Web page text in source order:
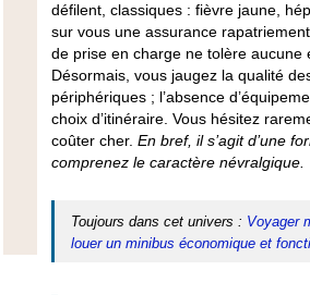
défilent, classiques : fièvre jaune,
sur vous une assurance
de prise en charge ne tolère aucune
Désormais, vous jaugez la qualité
périphériques ; l’absence
choix d’itinéraire. Vous hésitez
coûter cher. En bref, il s’agit d’une
comprenez le caractère névralgique.
Toujours dans cet univers : Voyager
louer un minibus économique et